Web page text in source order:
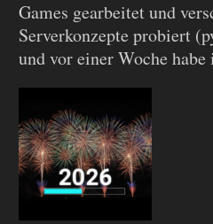
Games gearbeitet und
Serverkonzepte probiert
und vor einer Woche